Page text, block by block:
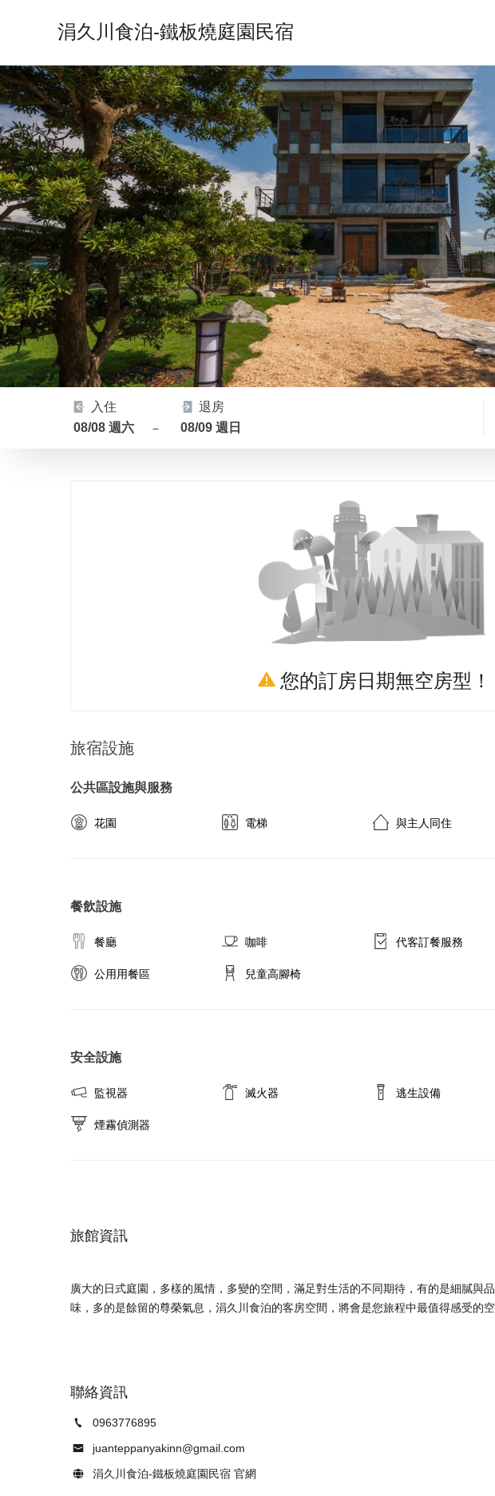
涓久川食泊-鐵板燒庭園民宿
入住
08/08 週六
－
退房
08/09 週日
您的訂房日期無空房型！
旅宿設施
公共區設施與服務
花園 電梯 與主人同住
餐飲設施
餐廳 咖啡 代客訂餐服務
公用用餐區 兒童高腳椅
安全設施
監視器 滅火器 逃生設備
煙霧偵測器
旅館資訊
廣大的日式庭園，多樣的風情，多變的空間，滿足對生活的不同期待，有的是細膩與品
聯絡資訊
0963776895
juanteppanyakinn@gmail.com
涓久川食泊-鐵板燒庭園民宿 官網